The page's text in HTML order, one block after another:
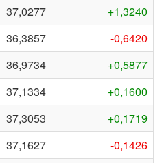
37,0277
+1,3240
36,3857
-0,6420
36,9734
+0,5877
37,1334
+0,1600
37,3053
+0,1719
37,1627
-0,1426